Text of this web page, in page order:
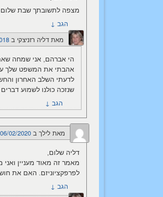
מצפה לתשובתך שבת שלום
הגב ↓
מאת דליה רזניצקי ב 26/
הי אברהם, אני שמחה
אהבתי את המשפט שלך
לדעתי השלב האחרון
שנזכה כולנו לשמוע
הגב ↓
מאת לילך ב 06/02/2020 ב 16:37
דליה שלום,
מאמר זה מאוד מעניין
לפרפקציוניזם. האם את
הגב ↓